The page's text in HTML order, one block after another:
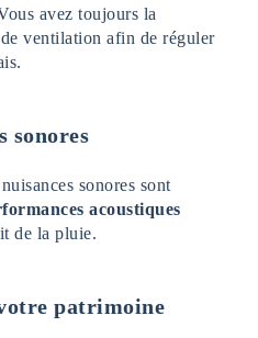
avez toujours la
ventilation afin de réguler
sonores
sonores sont
acoustiques
de la pluie.
patrimoine